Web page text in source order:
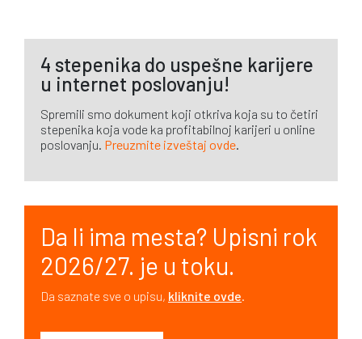
4 stepenika do uspešne karijere
u internet poslovanju!
Spremili smo dokument koji otkriva koja su to četiri
stepenika koja vode ka profitabilnoj karijeri u online
poslovanju. Preuzmite izveštaj ovde.
Da li ima mesta? Upisni rok
2026/27. je u toku.
Da saznate sve o upisu, kliknite ovde.